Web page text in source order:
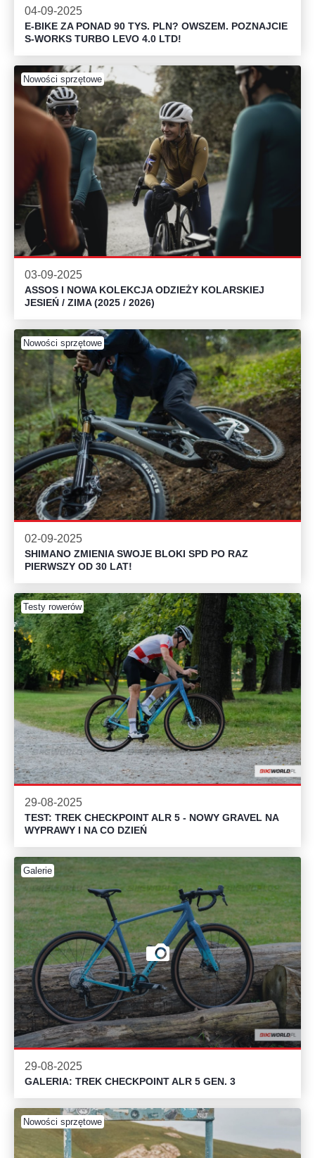
04-09-2025
E-BIKE ZA PONAD 90 TYS. PLN? OWSZEM. POZNAJCIE
S-WORKS TURBO LEVO 4.0 LTD!
Nowości sprzętowe
03-09-2025
ASSOS I NOWA KOLEKCJA ODZIEŻY KOLARSKIEJ
JESIEŃ / ZIMA (2025 / 2026)
Nowości sprzętowe
02-09-2025
SHIMANO ZMIENIA SWOJE BLOKI SPD PO RAZ
PIERWSZY OD 30 LAT!
Testy rowerów
29-08-2025
TEST: TREK CHECKPOINT ALR 5 - NOWY GRAVEL NA
WYPRAWY I NA CO DZIEŃ
Galerie
29-08-2025
GALERIA: TREK CHECKPOINT ALR 5 GEN. 3
Nowości sprzętowe